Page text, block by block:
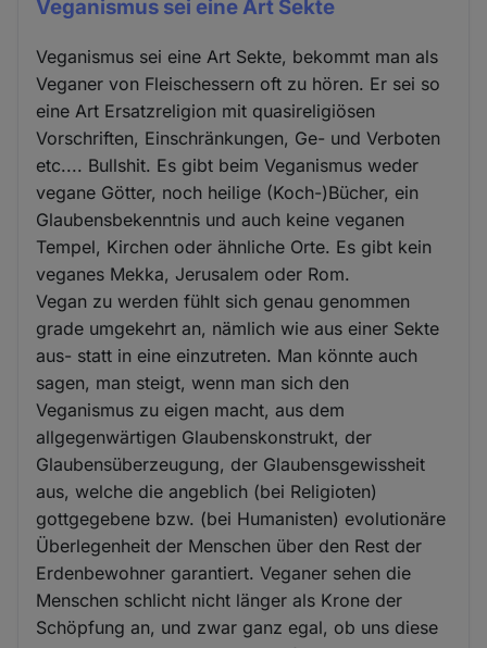
Veganismus sei eine Art Sekte
Veganismus sei eine Art Sekte, bekommt man als
Veganer von Fleischessern oft zu hören. Er sei so
eine Art Ersatzreligion mit quasireligiösen
Vorschriften, Einschränkungen, Ge- und Verboten
etc.... Bullshit. Es gibt beim Veganismus weder
vegane Götter, noch heilige (Koch-)Bücher, ein
Glaubensbekenntnis und auch keine veganen
Tempel, Kirchen oder ähnliche Orte. Es gibt kein
veganes Mekka, Jerusalem oder Rom.
Vegan zu werden fühlt sich genau genommen
grade umgekehrt an, nämlich wie aus einer Sekte
aus- statt in eine einzutreten. Man könnte auch
sagen, man steigt, wenn man sich den
Veganismus zu eigen macht, aus dem
allgegenwärtigen Glaubenskonstrukt, der
Glaubensüberzeugung, der Glaubensgewissheit
aus, welche die angeblich (bei Religioten)
gottgegebene bzw. (bei Humanisten) evolutionäre
Überlegenheit der Menschen über den Rest der
Erdenbewohner garantiert. Veganer sehen die
Menschen schlicht nicht länger als Krone der
Schöpfung an, und zwar ganz egal, ob uns diese